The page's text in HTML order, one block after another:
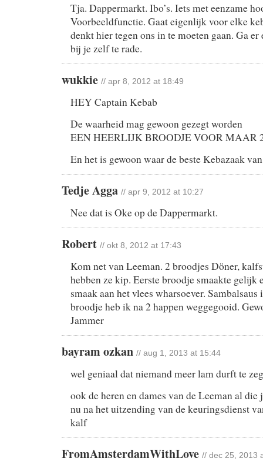
Tja. Dappermarkt. Ibo’s. Iets met eenzame
Voorbeeldfunctie. Gaat eigenlijk voor elke
denkt hier tegen ons in te moeten gaan. Ga er
bij je zelf te rade.
wukkie // apr 8, 2012 at 18:49
HEY Captain Kebab
De waarheid mag gewoon gezegt worden
EEN HEERLIJK BROODJE VOOR MAAR
En het is gewoon waar de beste Kebazaak
Tedje Agga // apr 9, 2012 at 10:27
Nee dat is Oke op de Dappermarkt.
Robert // okt 8, 2012 at 17:43
Kom net van Leeman. 2 broodjes Döner,
hebben ze kip. Eerste broodje smaakte gelijk
smaak aan het vlees wharsoever. Sambalsaus
broodje heb ik na 2 happen weggegooid.
Jammer
bayram ozkan // aug 1, 2013 at 15:44
wel geniaal dat niemand meer lam durft te
ook de heren en dames van de Leeman al die
nu na het uitzending van de keuringsdienst
kalf
FromAmsterdamWithLove // dec 25, 2013